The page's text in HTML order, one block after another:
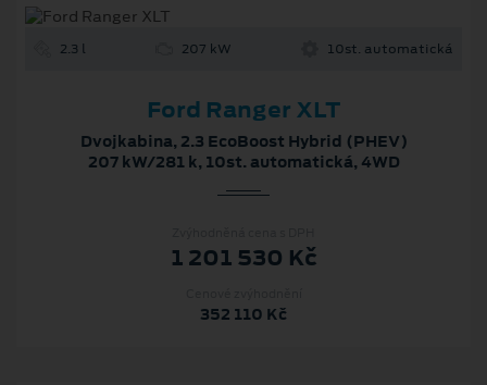
2.3 l 207 kW 10st. automatická
Ford Ranger XLT
Dvojkabina, 2.3 EcoBoost Hybrid (PHEV)
207 kW/281 k, 10st. automatická, 4WD
1 201 530 Kč
352 110 Kč